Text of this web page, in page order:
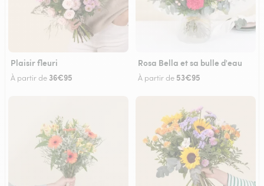
Plaisir fleuri
À partir de 36€95
Rosa Bella et sa bulle d'eau
À partir de 53€95